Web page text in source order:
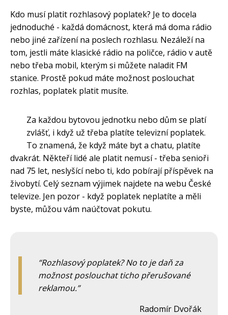
Kdo musí platit rozhlasový poplatek? Je to docela
jednoduché - každá domácnost, která má doma rádio
nebo jiné zařízení na poslech rozhlasu. Nezáleží na
tom, jestli máte klasické rádio na poličce, rádio v autě
nebo třeba mobil, kterým si můžete naladit FM
stanice. Prostě pokud máte možnost poslouchat
rozhlas, poplatek platit musíte.
Za každou bytovou jednotku nebo dům se platí
zvlášť, i když už třeba platíte televizní poplatek.
To znamená, že když máte byt a chatu, platíte
dvakrát. Někteří lidé ale platit nemusí - třeba senioři
nad 75 let, neslyšící nebo ti, kdo pobírají příspěvek na
živobytí. Celý seznam výjimek najdete na webu České
televize. Jen pozor - když poplatek neplatíte a měli
byste, můžou vám naúčtovat pokutu.
Rozhlasový poplatek? No to je daň za
možnost poslouchat ticho přerušované
reklamou.
Radomír Dvořák